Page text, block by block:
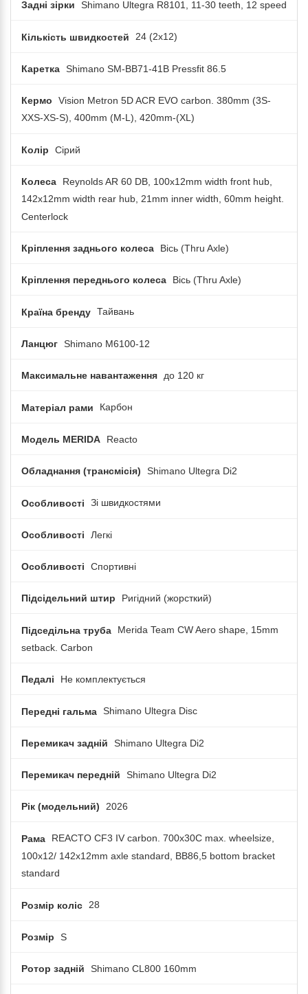
Задні зірки Shimano Ultegra R8101, 11-30 teeth, 12 speed
Кількість швидкостей 24 (2x12)
Каретка Shimano SM-BB71-41B Pressfit 86.5
Кермо
Vision Metron 5D ACR EVO carbon. 380mm (3S-
XXS-XS-S), 400mm (M-L), 420mm-(XL)
Колір Сірий
Колеса
Reynolds AR 60 DB, 100x12mm width front hub,
142x12mm width rear hub, 21mm inner width, 60mm height.
Centerlock
Кріплення заднього колеса Вісь (Thru Axle)
Кріплення переднього колеса Вісь (Thru Axle)
Країна бренду Тайвань
Ланцюг Shimano M6100-12
Максимальне навантаження до 120 кг
Матеріал рами Карбон
Модель MERIDA Reacto
Обладнання (трансмісія) Shimano Ultegra Di2
Особливості Зі швидкостями
Особливості Легкі
Особливості Спортивні
Підсідельний штир Ригідний (жорсткий)
Підседільна труба
Merida Team CW Aero shape, 15mm
setback. Carbon
Педалі Не комплектується
Передні гальма Shimano Ultegra Disc
Перемикач задній Shimano Ultegra Di2
Перемикач передній Shimano Ultegra Di2
Рік (модельний) 2026
Рама
REACTO CF3 IV carbon. 700x30C max. wheelsize,
100x12/ 142x12mm axle standard, BB86,5 bottom bracket
standard
Розмір коліс 28
Розмір S
Ротор задній Shimano CL800 160mm